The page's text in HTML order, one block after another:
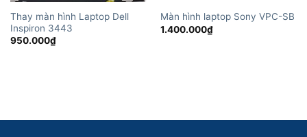
Thay màn hình Laptop Dell
Inspiron 3443
950.000₫
Màn hình laptop Sony VPC-SB
1.400.000₫